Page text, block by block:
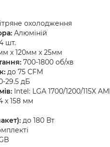
охолодження
Алюміній
шт.
x 120мм x 25мм
700-1800 об/хв
до 75 CFM
29.5 дБ
Intel: LGA 1700/1200/115X
x 158 мм
до 180 Вт